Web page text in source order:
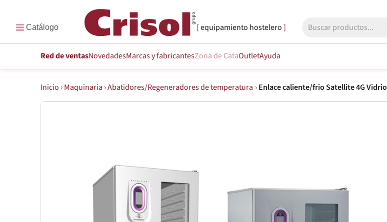
equipamiento hostelero
Red de ventasNovedadesMarcasy fabricantesZona de CataOutletAyuda
Inicio ›Maquinaria ›Abatidores/Regeneradores de temperatura › Enlace caliente/frio Satellite 4G Vidrio